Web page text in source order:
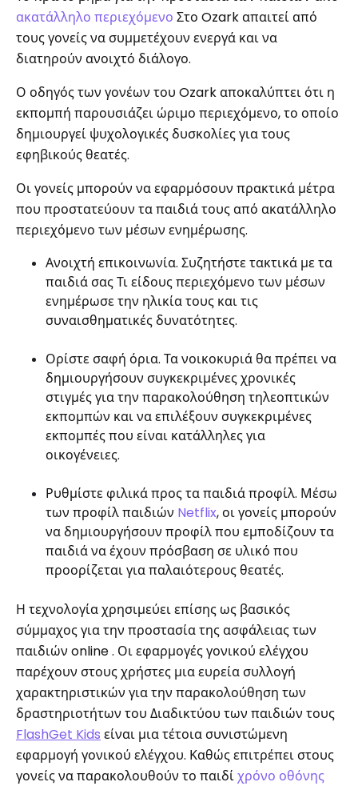
ακατάλληλο περιεχόμενο Στο Ozark απαιτεί από
τους γονείς να συμμετέχουν ενεργά και να
διατηρούν ανοιχτό διάλογο.
Ο οδηγός των γονέων του Ozark αποκαλύπτει ότι η
εκπομπή παρουσιάζει ώριμο περιεχόμενο, το οποίο
δημιουργεί ψυχολογικές δυσκολίες για τους
εφηβικούς θεατές.
Οι γονείς μπορούν να εφαρμόσουν πρακτικά μέτρα
που προστατεύουν τα παιδιά τους από ακατάλληλο
περιεχόμενο των μέσων ενημέρωσης.
Ανοιχτή επικοινωνία. Συζητήστε τακτικά με τα
παιδιά σας Τι είδους περιεχόμενο των μέσων
ενημέρωσε την ηλικία τους και τις
συναισθηματικές δυνατότητες.
Ορίστε σαφή όρια. Τα νοικοκυριά θα πρέπει να
δημιουργήσουν συγκεκριμένες χρονικές
στιγμές για την παρακολούθηση τηλεοπτικών
εκπομπών και να επιλέξουν συγκεκριμένες
εκπομπές που είναι κατάλληλες για
οικογένειες.
Ρυθμίστε φιλικά προς τα παιδιά προφίλ. Μέσω
των προφίλ παιδιών Netflix, οι γονείς μπορούν
να δημιουργήσουν προφίλ που εμποδίζουν τα
παιδιά να έχουν πρόσβαση σε υλικό που
προορίζεται για παλαιότερους θεατές.
Η τεχνολογία χρησιμεύει επίσης ως βασικός
σύμμαχος για την προστασία της ασφάλειας των
παιδιών online . Οι εφαρμογές γονικού ελέγχου
παρέχουν στους χρήστες μια ευρεία συλλογή
χαρακτηριστικών για την παρακολούθηση των
δραστηριοτήτων του Διαδικτύου των παιδιών τους
FlashGet Kids είναι μια τέτοια συνιστώμενη
εφαρμογή γονικού ελέγχου. Καθώς επιτρέπει στους
γονείς να παρακολουθούν το παιδίχρόνο οθόνης